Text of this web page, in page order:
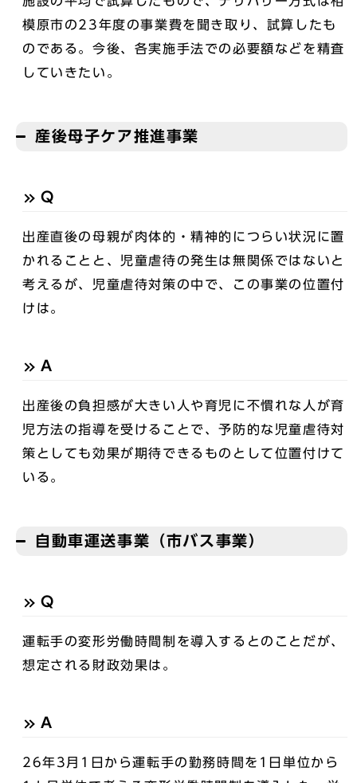
模原市の23年度の事業費を聞き取り、試算したも
のである。今後、各実施手法での必要額などを精査
していきたい。
産後母子ケア推進事業
Q
出産直後の母親が肉体的・精神的につらい状況に置
かれることと、児童虐待の発生は無関係ではないと
考えるが、児童虐待対策の中で、この事業の位置付
けは。
A
出産後の負担感が大きい人や育児に不慣れな人が育
児方法の指導を受けることで、予防的な児童虐待対
策としても効果が期待できるものとして位置付けて
いる。
自動車運送事業（市バス事業）
Q
運転手の変形労働時間制を導入するとのことだが、
想定される財政効果は。
A
26年3月1日から運転手の勤務時間を1日単位から